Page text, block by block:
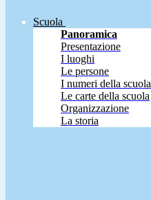
Scuola
Panoramica
Presentazione
I luoghi
Le persone
I numeri della scuola
Le carte della scuola
Organizzazione
La storia